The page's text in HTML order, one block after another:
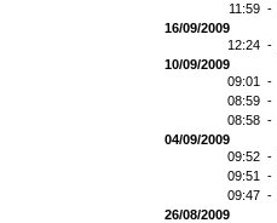
11:59 -
16/09/2009
12:24 -
10/09/2009
09:01 -
08:59 -
08:58 -
04/09/2009
09:52 -
09:51 -
09:47 -
26/08/2009